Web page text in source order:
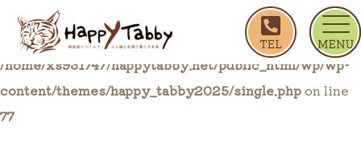
ホーム
Warning: Trying to access array offset on false in
/home/xs931747/happytabby.net/public_html/wp/wp-
content/themes/happy_tabby2025/single.phpon line
77